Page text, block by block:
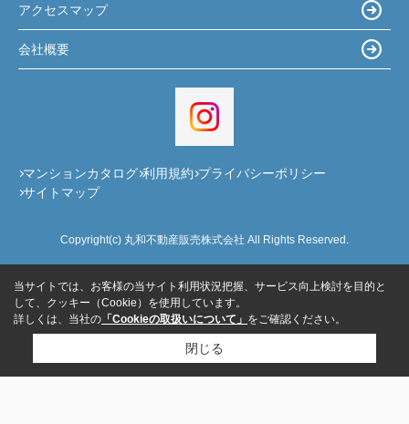
アクセスマップ
会社概要
マンションカタログ 利用規約 プライバシーポリシー
サイトマップ
Copyright(c) 丸和不動産販売株式会社 All Rights Reserved.
当サイトでは、お客様の当サイト利用状況把握、サービス向上検討を目的と
して、クッキー（Cookie）を使用しています。
詳しくは、当社の 「Cookieの取扱いについて」 をご確認ください。
閉じる